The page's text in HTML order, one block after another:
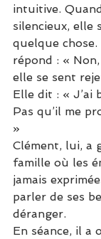
intuitive.
silencieux, elle
quelque chose.
répond : «
elle se sent
Elle dit : « J’ai
Pas qu’il me
»
Clément, lui, a
famille où les
jamais
parler de ses
déranger.
En séance, il a